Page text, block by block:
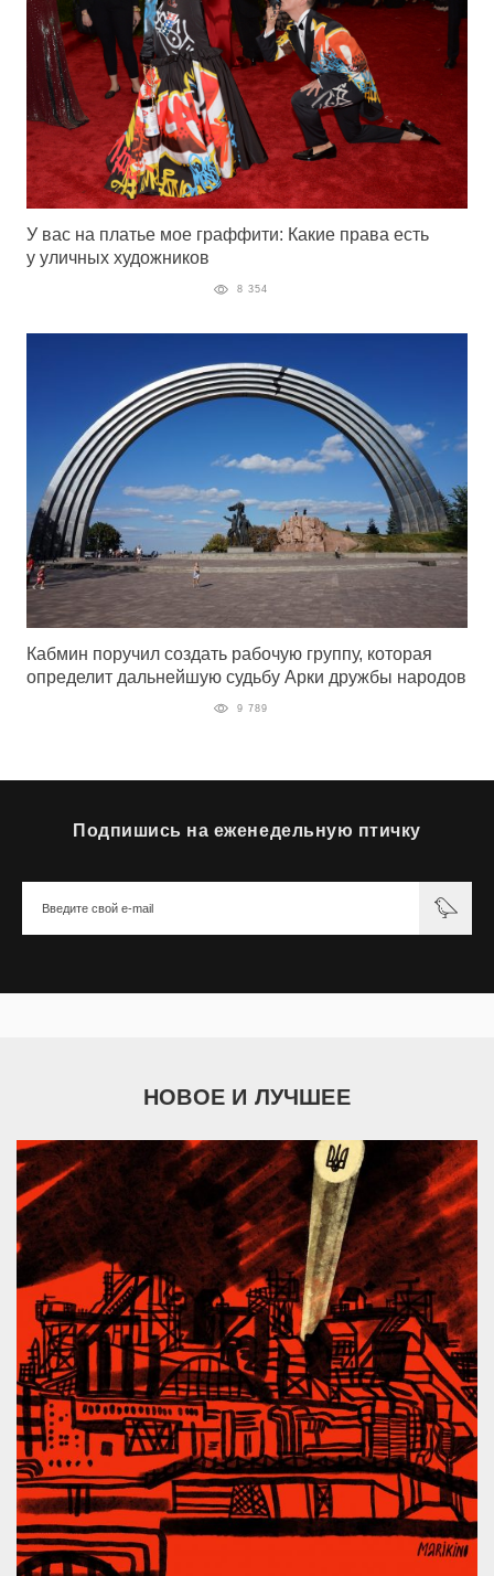
У вас на платье мое граффити: Какие права есть
у уличных художников
8 354
Кабмин поручил создать рабочую группу, которая
определит дальнейшую судьбу Арки дружбы народов
9 789
Подпишись на еженедельную птичку
НОВОЕ И ЛУЧШЕЕ